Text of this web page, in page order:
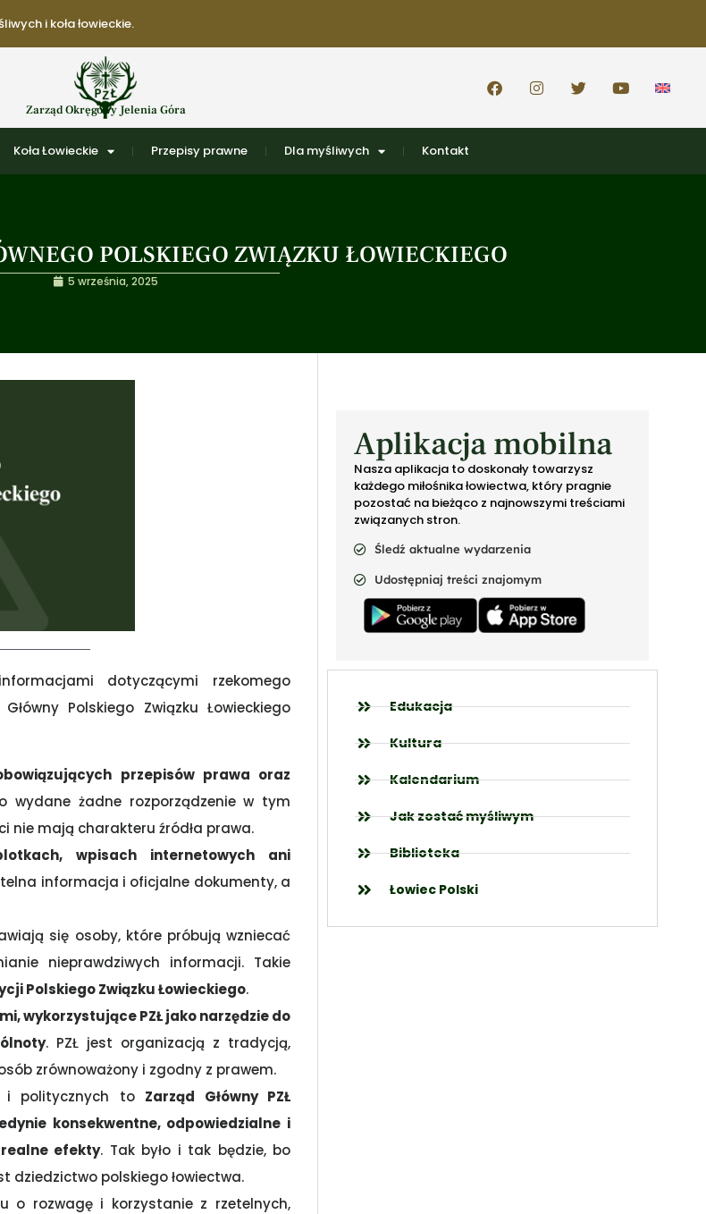
i koła łowieckie.
Zarząd Okręgowy Jelenia Góra
Koła Łowieckie Przepisy prawne Dla myśliwych Kontakt
POLSKIEGO ZWIĄZKU ŁOWIECKIEGO
5 września, 2025
dotyczącymi rzekomego
Polskiego Związku Łowieckiego
przepisów prawa oraz
wydane żadne rozporządzenie w tym
nie mają charakteru źródła prawa.
wpisach internetowych ani
informacja i oficjalne dokumenty, a
się osoby, które próbują wzniecać
nieprawdziwych informacji. Takie
Polskiego Związku Łowieckiego.
wykorzystujące PZŁ jako narzędzie do
. PZŁ jest organizacją z tradycją,
zrównoważony i zgodny z prawem.
i politycznych to Zarząd Główny PZŁ
konsekwentne, odpowiedzialne i
realne efekty. Tak było i tak będzie, bo
dziedzictwo polskiego łowiectwa.
o rozwagę i korzystanie z rzetelnych,
Aplikacja mobilna
Nasza aplikacja to doskonały towarzysz
każdego miłośnika łowiectwa, który pragnie
pozostać na bieżąco z najnowszymi treściami
związanych stron.
Śledź aktualne wydarzenia
Udostępniaj treści znajomym
Edukacja
Kultura
Kalendarium
Jak zostać myśliwym
Biblioteka
Łowiec Polski